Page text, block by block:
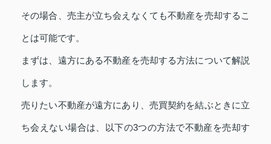
その場合、売主が立ち会えなくても不動産を売却するこ
とは可能です。
まずは、遠方にある不動産を売却する方法について解説
します。
売りたい不動産が遠方にあり、売買契約を結ぶときに立
ち会えない場合は、以下の3つの方法で不動産を売却す